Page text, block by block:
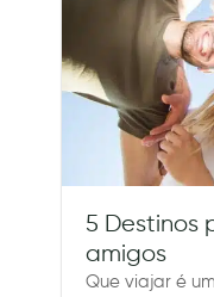
5 Destinos
amigos
Que viajar é